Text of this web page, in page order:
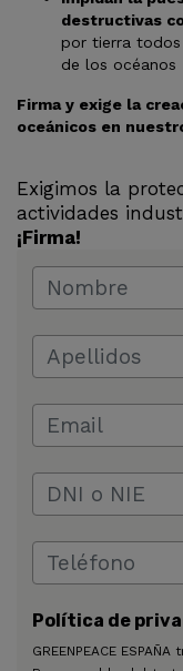
destructivas
por tierra
de los océanos
Firma y exige la
oceánicos en
Exigimos la
actividades
¡Firma!
Política de
GREENPEACE